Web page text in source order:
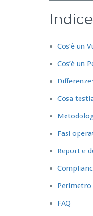
Cos’è un
Cos’è un
Cosa
Fasi
Report e
Perimetro
FAQ